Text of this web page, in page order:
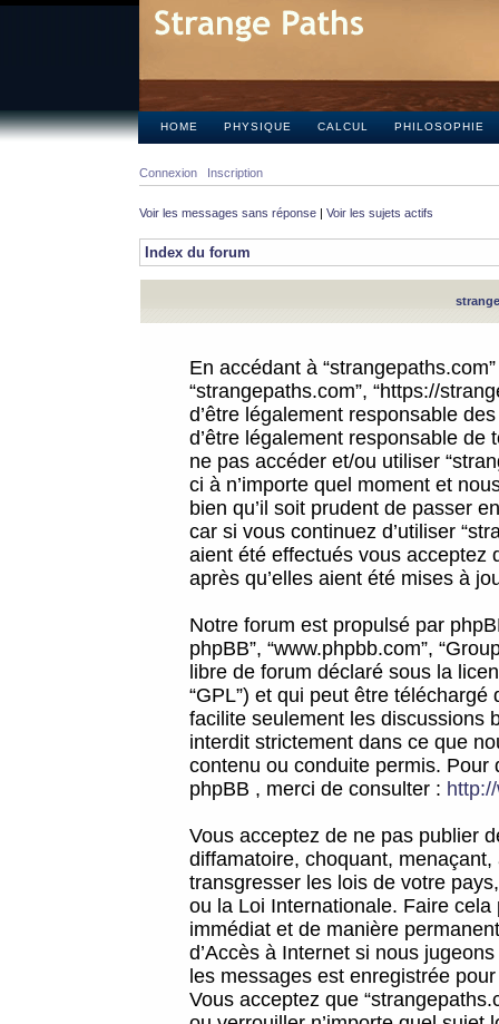
HOME PHYSIQUE CALCUL PHILOSOPHIE
Connexion Inscription
Voir les messages sans réponse | Voir les sujets actifs
Index du forum
En accédant à
“strangepaths.com”, “https://
d’être légalement responsable
d’être légalement responsable
ne pas accéder et/ou utiliser
ci à n’importe quel moment et
bien qu’il soit prudent de passer
car si vous continuez d’utiliser
aient été effectués vous acceptez
après qu’elles aient été mises à
Notre forum est propulsé par
phpBB”, “www.phpbb.com”,
libre de forum déclaré sous la
“GPL”) et qui peut être téléchargé
facilite seulement les discussions
interdit strictement dans ce que
contenu ou conduite permis.
phpBB , merci de consulter :
Vous acceptez de ne pas publier
diffamatoire, choquant,
transgresser les lois de votre
ou la Loi Internationale. Faire
immédiat et de manière
d’Accès à Internet si nous
les messages est enregistrée
Vous acceptez que